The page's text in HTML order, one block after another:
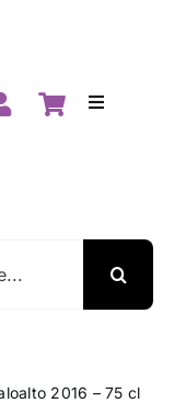
Toggle
2016 – 75 cl